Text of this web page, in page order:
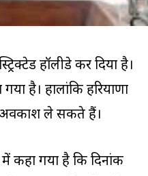
हॉलीडे कर दिया है।
है। हालांकि हरियाणा
अवकाश ले सकते हैं।
कहा गया है कि दिनांक